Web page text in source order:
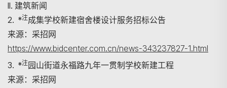
II. 建筑新闻
2. *注成集学校新建宿舍楼设计服务招标公告
来源：采招网
https://www.bidcenter.com.cn/news-343237827-1.html
3. *注园山街道永福路九年一贯制学校新建工程
来源：采招网